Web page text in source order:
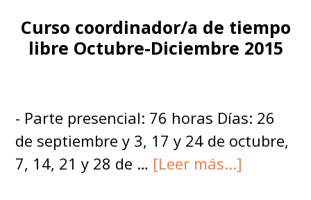
Curso coordinador/a de tiempo
libre Octubre-Diciembre 2015
- Parte presencial: 76 horas Días: 26
de septiembre y 3, 17 y 24 de octubre,
7, 14, 21 y 28 de … [Leer más...]